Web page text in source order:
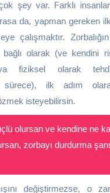
şey var. Farklı
da, yapman gereken
çalışmaktır.
olarak (ve kendini
fiziksel olarak
sürece), ilk adım
isteyebilirsin.
olursan ve kendine ne
zorbayı durdurma
değiştirmezse, o